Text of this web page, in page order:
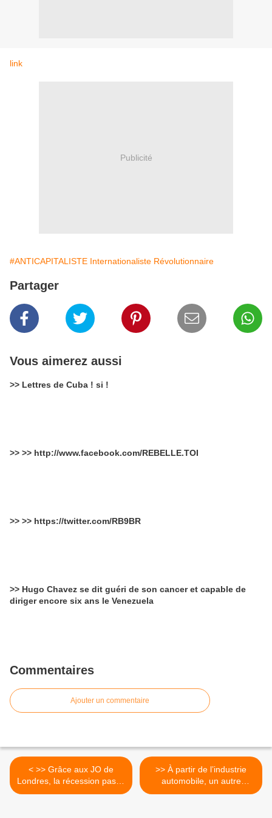
link
Publicité
#ANTICAPITALISTE Internationaliste Révolutionnaire
Partager
Vous aimerez aussi
>> Lettres de Cuba ! si !
>> >> http://www.facebook.com/REBELLE.TOI
>> >> https://twitter.com/RB9BR
>> Hugo Chavez se dit guéri de son cancer et capable de
diriger encore six ans le Venezuela
Commentaires
Ajouter un commentaire
< >> Grâce aux JO de
Londres, la récession passe
inaperçue en Angleterre
>> À partir de l’industrie
automobile, un autre
modèle de développement